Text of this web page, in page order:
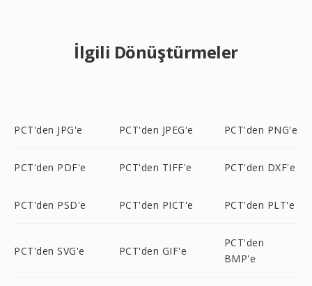
İlgili Dönüştürmeler
PCT'den JPG'e PCT'den JPEG'e PCT'den PNG'e
PCT'den PDF'e PCT'den TIFF'e PCT'den DXF'e
PCT'den PSD'e PCT'den PICT'e PCT'den PLT'e
PCT'den SVG'e PCT'den GIF'e
PCT'den
BMP'e